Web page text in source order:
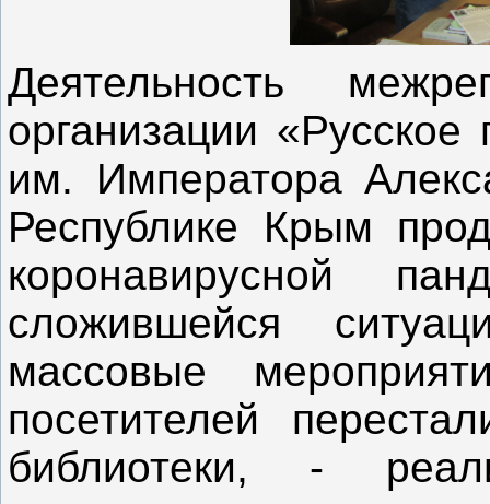
Деятельность
организации
им. Императора
Республике Крым
коронавирусной
сложившейся
массовые
посетителей
библиотеки, -